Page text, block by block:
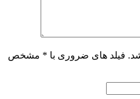
شد. فیلد های ضروری با * مشخص